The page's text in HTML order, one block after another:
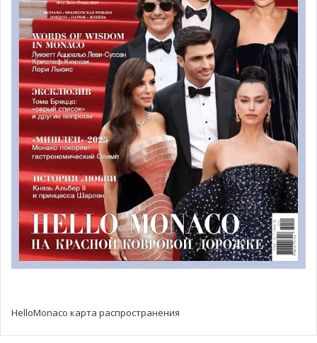
заводчиками Lovas & Manea в Италии, уже имеет
впечатляющий список международных наград.
Среди его титулов — International Champion 2023, Italian
Champion 2021, Top Dog Supreme 2023 и Bob/World
Winner 2024. Победа в Монако стала ещё одним
престижным достижением в карьере титулованного
чау-чау.
Второе место занял стандартный пудель Charisma Of
Victory Latamber, а третье — уиппет Majestrian Ikebana.
Победа в Монако открывает путь на
Crufts
Crufts — крупнейшей выставке собак в мире. Это стало
HelloMonaco карта распространения